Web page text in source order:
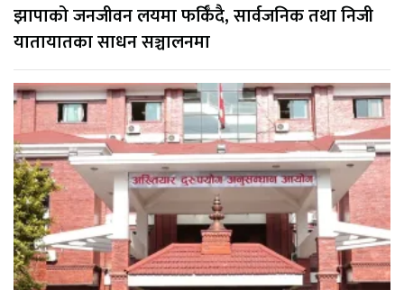
झापाको जनजीवन लयमा फर्किँदै, सार्वजनिक तथा निजी
यातायातका साधन सञ्चालनमा